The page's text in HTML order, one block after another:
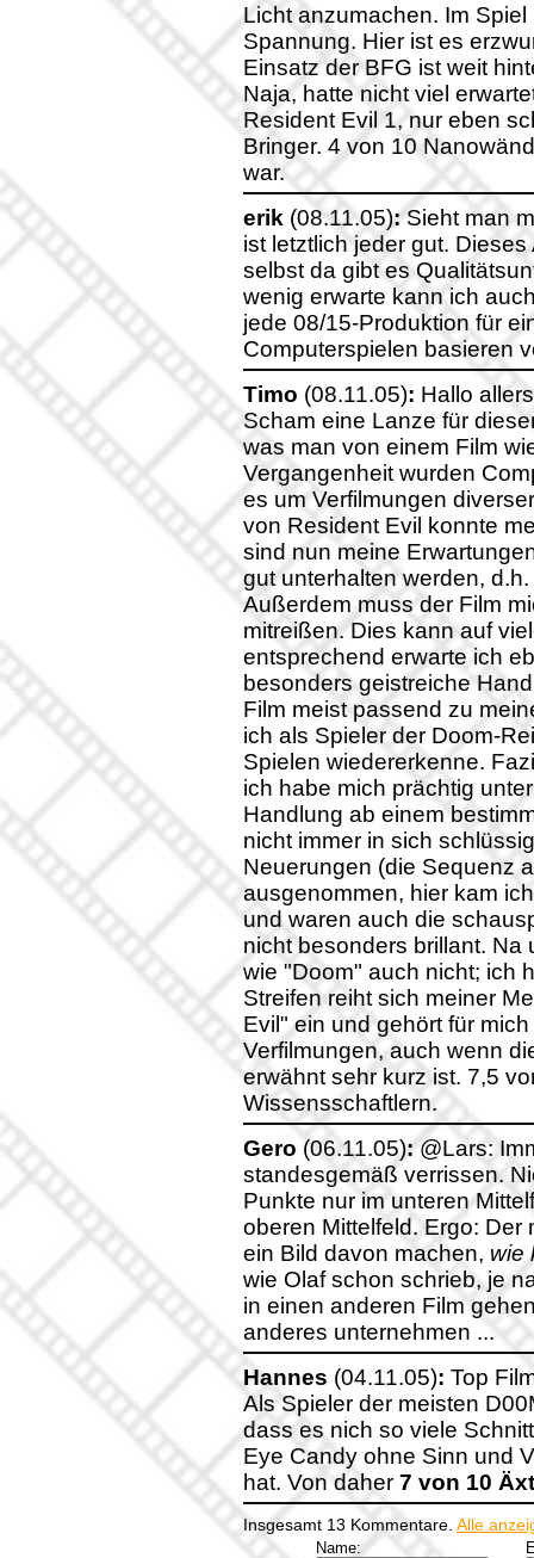
Licht anzumachen. Im
Spannung. Hier ist es
Einsatz der BFG ist weit
Naja, hatte nicht viel
Resident Evil 1, nur eben
Bringer. 4 von 10
war.
erik (08.11.05):Sieht man
ist letztlich jeder gut.
selbst da gibt es
wenig erwarte kann ich
jede 08/15-Produktion für
Computerspielen basieren
Timo (08.11.05): Hallo
Scham eine Lanze für
was man von einem Film
Vergangenheit wurden
es um Verfilmungen
von Resident Evil konnte
sind nun meine
gut unterhalten werden,
Außerdem muss der Film
mitreißen. Dies kann auf
entsprechend erwarte ich
besonders geistreiche
Film meist passend zu
ich als Spieler der Doom-
Spielen wiedererkenne.
ich habe mich prächtig
Handlung ab einem
nicht immer in sich
Neuerungen (die Sequenz
ausgenommen, hier kam
und waren auch die
nicht besonders brillant. Na
wie "Doom" auch nicht; ich
Streifen reiht sich meiner
Evil" ein und gehört für
Verfilmungen, auch wenn
erwähnt sehr kurz ist. 7,5
Wissensschaftlern.
Gero (06.11.05):@Lars:
standesgemäß verrissen.
Punkte nur im unteren
oberen Mittelfeld. Ergo:
ein Bild davon machen, wie
wie Olaf schon schrieb, je
in einen anderen Film
anderes unternehmen ...
Hannes (04.11.05): Top
Als Spieler der meisten
dass es nich so viele
Eye Candy ohne Sinn und
hat. Von daher 7 von 10
Insgesamt 13 Kommentare. Alle
Name: